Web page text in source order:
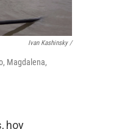
Ivan Kashinsky /
Magdalena,
hoy